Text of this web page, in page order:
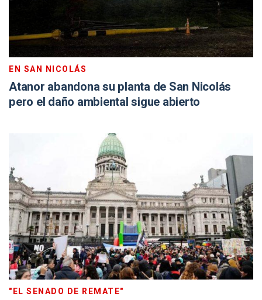
EN SAN NICOLÁS
Atanor abandona su planta de San Nicolás
pero el daño ambiental sigue abierto
"EL SENADO DE REMATE"